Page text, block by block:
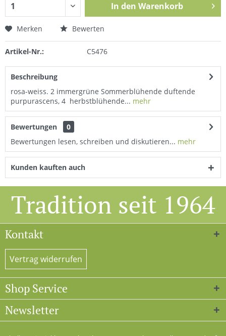
In den Warenkorb
Merken Bewerten
Artikel-Nr.: C5476
Beschreibung
rosa-weiss. 2 immergrüne Sommerblühende duftende
purpurascens, 4 herbstblühende... mehr
Bewertungen
0
Bewertungen lesen, schreiben und diskutieren... mehr
Kunden kauften auch
Tradition seit 1964
Kontakt
Vertrag widerrufen
Shop Service
Newsletter